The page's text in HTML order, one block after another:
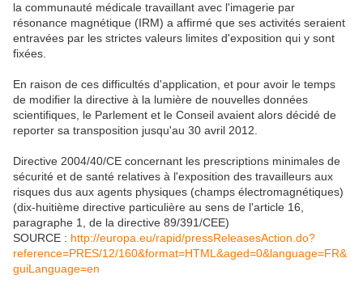
la communauté médicale travaillant avec l'imagerie par
résonance magnétique (IRM) a affirmé que ses activités seraient
entravées par les strictes valeurs limites d'exposition qui y sont
fixées.
En raison de ces difficultés d'application, et pour avoir le temps
de modifier la directive à la lumière de nouvelles données
scientifiques, le Parlement et le Conseil avaient alors décidé de
reporter sa transposition jusqu'au 30 avril 2012.
Directive 2004/40/CE concernant les prescriptions minimales de
sécurité et de santé relatives à l'exposition des travailleurs aux
risques dus aux agents physiques (champs électromagnétiques)
(dix-huitième directive particulière au sens de l'article 16,
paragraphe 1, de la directive 89/391/CEE)
SOURCE : http://europa.eu/rapid/pressReleasesAction.do?
reference=PRES/12/160&format=HTML&aged=0&language=FR&
guiLanguage=en